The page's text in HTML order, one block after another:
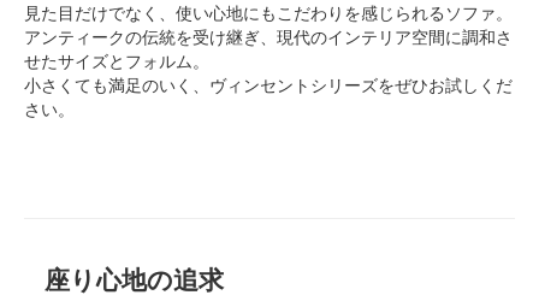
見た目だけでなく、使い心地にもこだわりを感じられるソファ。
アンティークの伝統を受け継ぎ、現代のインテリア空間に調和さ
せたサイズとフォルム。
小さくても満足のいく、ヴィンセントシリーズをぜひお試しくだ
さい。
座り心地の追求